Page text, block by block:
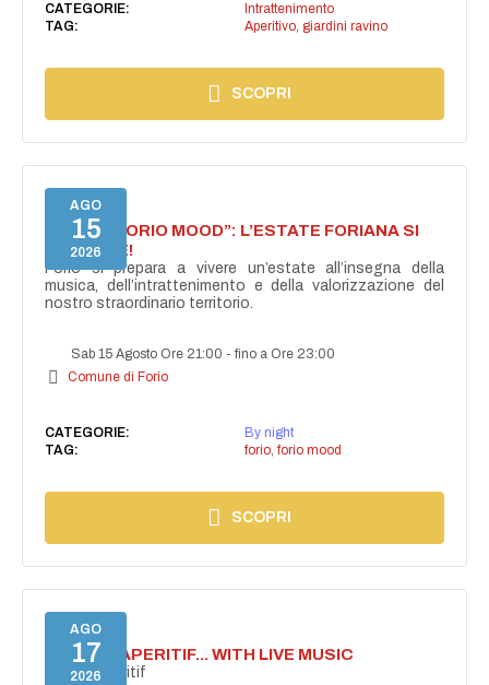
CATEGORIE:
Intrattenimento
TAG:
Aperitivo, giardini ravino
SCOPRI
AGO
15
2026
NASCE “FORIO MOOD”: L’ESTATE FORIANA SI
ACCENDE!
Forio si prepara a vivere un’estate all’insegna della
musica, dell’intrattenimento e della valorizzazione del
nostro straordinario territorio.
Sab 15 Agosto Ore 21:00 -fino a Ore 23:00
Comune di Forio
CATEGORIE:
By night
TAG:
forio, forio mood
SCOPRI
AGO
17
2026
SECRET APERITIF... WITH LIVE MUSIC
Secret aperitif